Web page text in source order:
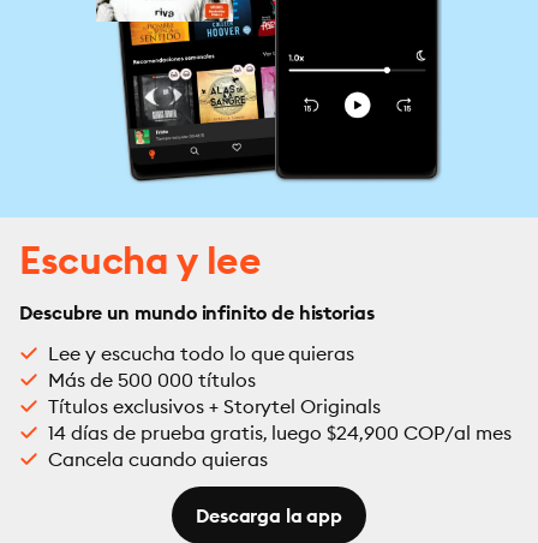
Escucha y lee
Descubre un mundo infinito de historias
Lee y escucha todo lo que quieras
Más de 500 000 títulos
Títulos exclusivos + Storytel Originals
14 días de prueba gratis, luego $24,900 COP/al mes
Cancela cuando quieras
Descarga la app